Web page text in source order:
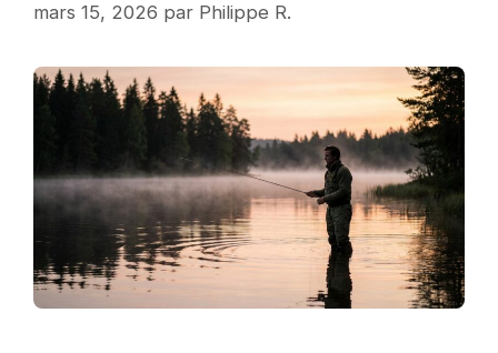
mars 15, 2026 par Philippe R.